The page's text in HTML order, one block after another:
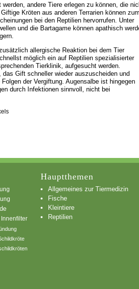
andere Tiere erlegen zu können, die
Kröten aus anderen Terrarien können zum
bei den Reptilien hervorrufen. Unter
und die Bartagame können apathisch
allergische Reaktion bei dem Tier
möglich ein auf Reptilien spezialisierter
Tierklinik, aufgesucht werden.
Gift schneller wieder auszuscheiden und
der Vergiftung. Augensalbe ist hingegen
durch Infektionen sinnvoll, nicht bei
Innenfilter
Hauptthemen
Allgemeines zur Tiermedizin
Fische
Kleintiere
Reptilien